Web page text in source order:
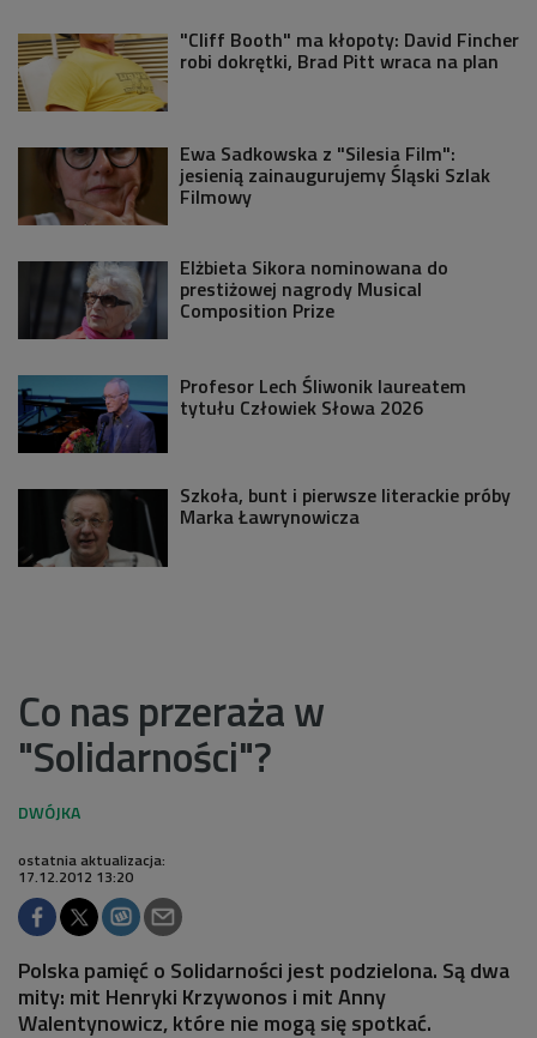
"Cliff Booth" ma kłopoty: David Fincher
robi dokrętki, Brad Pitt wraca na plan
Ewa Sadkowska z "Silesia Film":
jesienią zainaugurujemy Śląski Szlak
Filmowy
Elżbieta Sikora nominowana do
prestiżowej nagrody Musical
Composition Prize
Profesor Lech Śliwonik laureatem
tytułu Człowiek Słowa 2026
Szkoła, bunt i pierwsze literackie próby
Marka Ławrynowicza
Co nas przeraża w
"Solidarności"?
ostatnia aktualizacja:
17.12.2012 13:20
Polska pamięć o Solidarności jest podzielona. Są dwa
mity: mit Henryki Krzywonos i mit Anny
Walentynowicz, które nie mogą się spotkać.